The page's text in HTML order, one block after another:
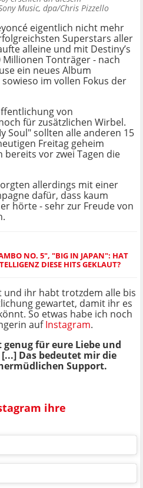
Music, dpa/Chris Pizzello
eigentlich nicht mehr
Superstars aller
alleine und mit Destiny’s
Tonträger - nach
ein neues Album
im vollen Fokus der
von
für zusätzlichen Wirbel.
Soul" sollten alle anderen 15
Freitag geheim
vor zwei Tagen die
allerdings mit einer
dafür, dass kaum
hörte - sehr zur Freude von
NO. 5", "BIG IN JAPAN": HAT
DIESE HITS GEKLAUT?
und ihr habt trotzdem alle bis
gewartet, damit ihr es
So etwas habe ich noch
aufInstagram.
für eure Liebe und
Das bedeutet mir die
Support.
ihre